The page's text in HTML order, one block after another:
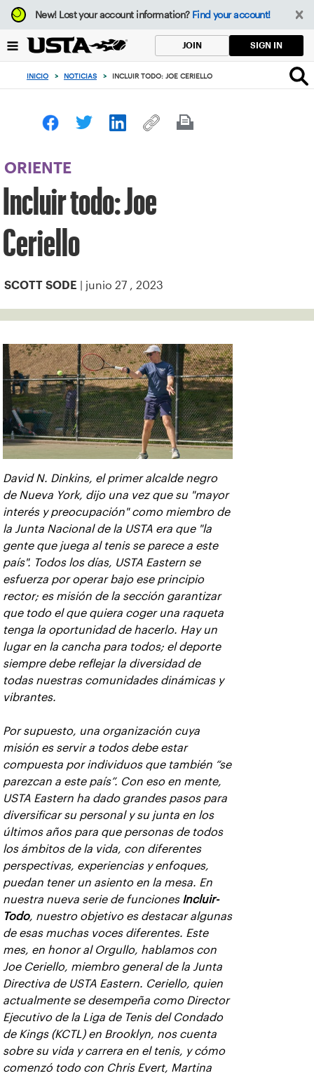
Enfoque
desde
botón
volver
principio
New!Lost your account information? Find your account!
JOIN SIGN IN
INICIO > NOTICIAS > INCLUIR TODO: JOE CERIELLO
ORIENTE
Incluir todo: Joe
Ceriello
SCOTT SODE | junio 27 , 2023
David N. Dinkins, el primer alcalde negro
de Nueva York, dijo una vez que su "mayor
interés y preocupación" como miembro de
la Junta Nacional de la USTA era que "la
gente que juega al tenis se parece a este
país". Todos los días, USTA Eastern se
esfuerza por operar bajo ese principio
rector; es misión de la sección garantizar
que todo el que quiera coger una raqueta
tenga la oportunidad de hacerlo. Hay un
lugar en la cancha para todos; el deporte
siempre debe reflejar la diversidad de
todas nuestras comunidades dinámicas y
vibrantes.
Por supuesto, una organización cuya
misión es servir a todos debe estar
compuesta por individuos que también “se
parezcan a este país”. Con eso en mente,
USTA Eastern ha dado grandes pasos para
diversificar su personal y su junta en los
últimos años para que personas de todos
los ámbitos de la vida, con diferentes
perspectivas, experiencias y enfoques,
puedan tener un asiento en la mesa. En
nuestra nueva serie de funciones Incluir-
Todo, nuestro objetivo es destacar algunas
de esas muchas voces diferentes. Este
mes, en honor al Orgullo, hablamos con
Joe Ceriello, miembro general de la Junta
Directiva de USTA Eastern. Ceriello, quien
actualmente se desempeña como Director
Ejecutivo de la Liga de Tenis del Condado
de Kings (KCTL) en Brooklyn, nos cuenta
sobre su vida y carrera en el tenis, y cómo
comenzó todo con Chris Evert, Martina